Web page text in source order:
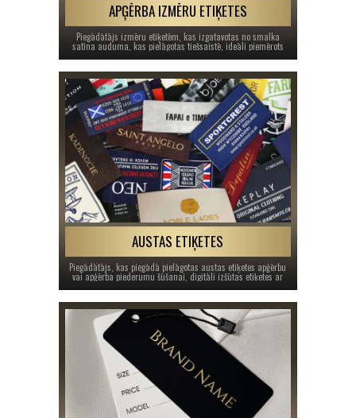
APĢĒRBA IZMĒRU ETIĶETES
Piegādātājs izmēru etiķetēm, kas izgatavotas no smalka
satīna auduma, kas pielāgotas tiešsaistē, ideāli piemērots
AUSTAS ETIĶETES
Piegādātājs, kas piegādā pielāgotas austas etiķetes apģērbu
vai apģērba piederumu šūšanai, digitāli izšūtas etiķetes ar